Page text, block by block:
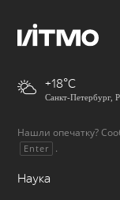
+18
Санкт-Петербург,
Нашли опечатку?
Enter .
Наука